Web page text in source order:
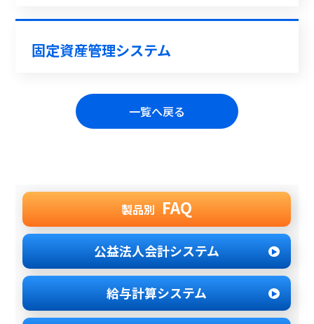
固定資産管理システム
一覧へ戻る
製品別 FAQ
公益法人会計システム
給与計算システム